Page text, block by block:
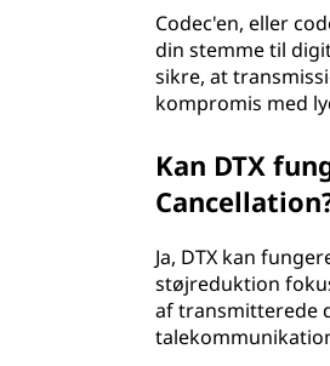
Codec'en, eller
din stemme til
sikre, at
kompromis med
Kan DTX
Ja, DTX kan
støjreduktion
af transmitterede